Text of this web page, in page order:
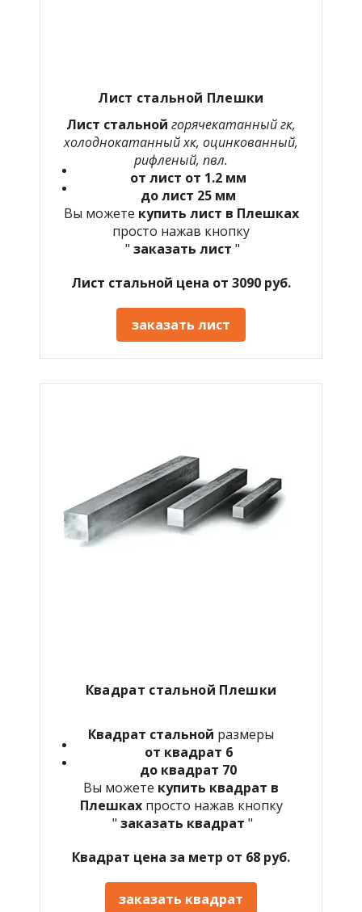
Лист стальной Плешки
Лист стальной горячекатанный гк,
холоднокатанный хк, оцинкованный,
рифленый, пвл.
от лист от 1.2 мм
до лист 25 мм
Вы можете купить лист в Плешках
просто нажав кнопку
" заказать лист "
Лист стальной цена от 3090 руб.
заказать лист
Квадрат стальной Плешки
Квадрат стальной размеры
от квадрат 6
до квадрат 70
Вы можете купить квадрат в
Плешкахпросто нажав кнопку
" заказать квадрат "
Квадрат цена за метр от 68 руб.
заказать квадрат